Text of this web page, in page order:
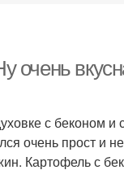
очень
с беконом и
очень прост и
Картофель с